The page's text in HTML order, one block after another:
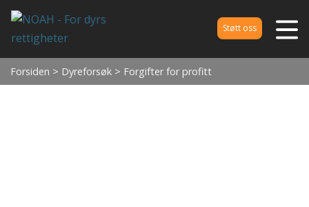
Støtt oss
Forsiden > Dyreforsøk > Forgifter for profitt